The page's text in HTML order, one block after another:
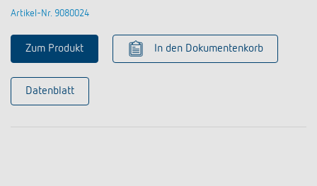
Artikel-Nr. 9080024
Zum Produkt In den Dokumentenkorb
Datenblatt